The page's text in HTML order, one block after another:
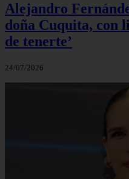
Alejandro
doña Cuquita, con
de tenerte’
24/07/2026